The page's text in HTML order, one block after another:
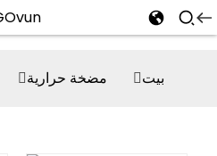
بيت مضخة حرارية